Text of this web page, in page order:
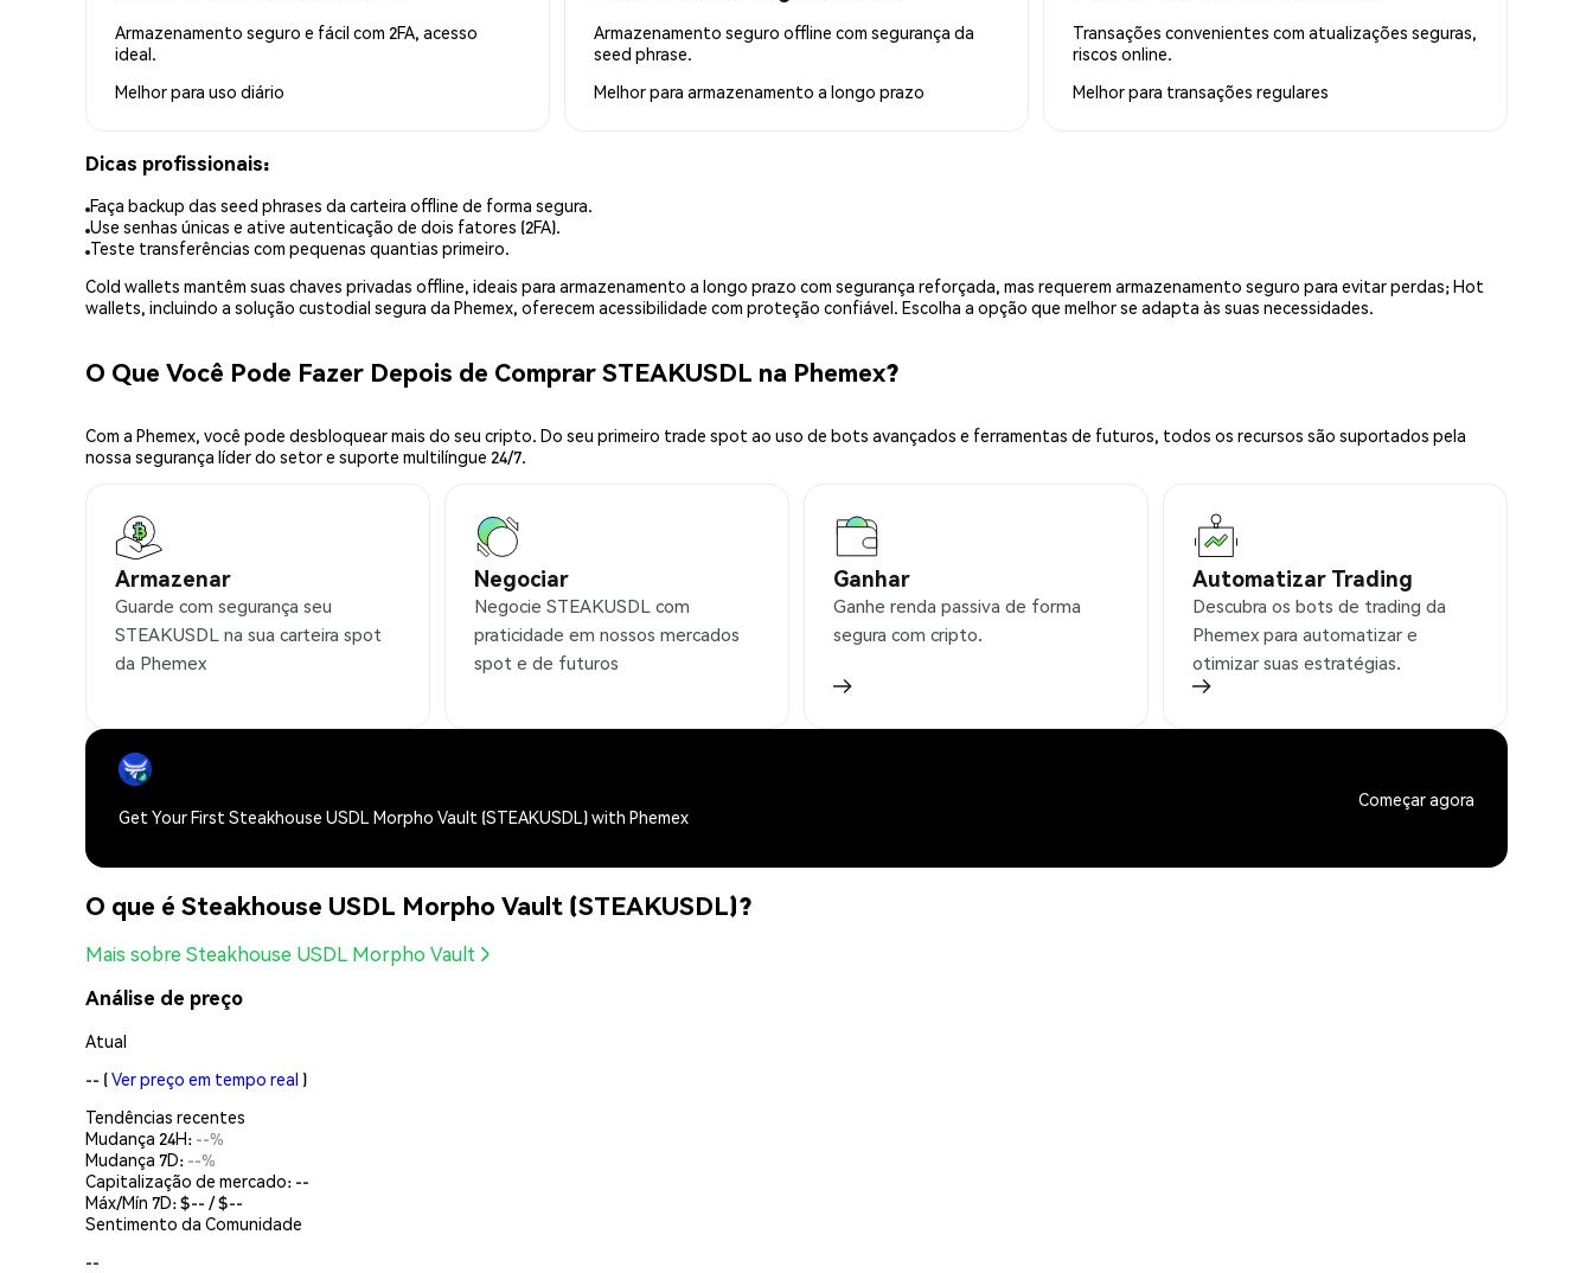
Armazenamento seguro e fácil com 2FA, acesso
ideal.
Melhor para uso diário
Armazenamento seguro offline com segurança da
seed phrase.
Melhor para armazenamento a longo prazo
Transações convenientes com atualizações seguras,
riscos online.
Melhor para transações regulares
Dicas profissionais:
Faça backup das seed phrases da carteira offline de forma segura.
Use senhas únicas e ative autenticação de dois fatores (2FA).
Teste transferências com pequenas quantias primeiro.
Cold wallets mantêm suas chaves privadas offline, ideais para armazenamento a longo prazo com segurança reforçada, mas requerem armazenamento seguro para evitar perdas; Hot
wallets, incluindo a solução custodial segura da Phemex, oferecem acessibilidade com proteção confiável. Escolha a opção que melhor se adapta às suas necessidades.
O Que Você Pode Fazer Depois de Comprar STEAKUSDL na Phemex?
Com a Phemex, você pode desbloquear mais do seu cripto. Do seu primeiro trade spot ao uso de bots avançados e ferramentas de futuros, todos os recursos são suportados pela
nossa segurança líder do setor e suporte multilíngue 24/7.
Armazenar
Guarde com segurança seu
STEAKUSDL na sua carteira spot
da Phemex
Negociar
Negocie STEAKUSDL com
praticidade em nossos mercados
spot e de futuros
Ganhar
Ganhe renda passiva de forma
segura com cripto.
Automatizar Trading
Descubra os bots de trading da
Phemex para automatizar e
otimizar suas estratégias.
Get Your First Steakhouse USDL Morpho Vault (STEAKUSDL) with Phemex
Começar agora
O que é Steakhouse USDL Morpho Vault (STEAKUSDL)?
Mais sobre Steakhouse USDL Morpho Vault
Análise de preço
Atual
-- (Ver preço em tempo real )
Tendências recentes
Mudança 24H: --%
Mudança 7D: --%
Capitalização de mercado: --
Máx/Mín 7D: $-- / $--
Sentimento da Comunidade
--